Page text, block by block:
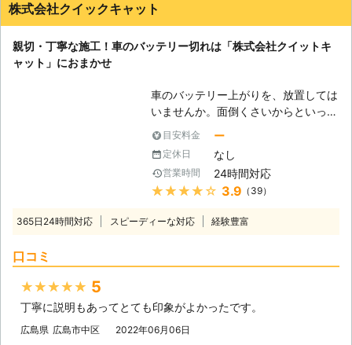
お問い合わせ下さい。
株式会社クイックキャット
親切・丁寧な施工！車のバッテリー切れは「株式会社クイットキ
ャット」におまかせ
車のバッテリー上がりを、放置しては
いませんか。面倒くさいからといって
バッテリー上がりを放置してしまう
と、タンク内のガソリンが固まって詰
まりを引き起こす恐れがあります。そ
のため、車のバッテリー上がりはすぐ
にでも解消する必要があるのです。
きは、「株式会社クイックキャット」
てしまったからです。車のエンジンは
バッテリー内の電気を利用して動きだ
目安料金 ー
定休日 なし
営業時間 24時間対応
★★★★★ 3.9 （39）
365日24時間対応 スピーディーな対応 経験豊富
口コミ
★★★★★ 5
丁寧に説明もあってとても印象がよかったです。
広島県 広島市中区 2022年06月06日